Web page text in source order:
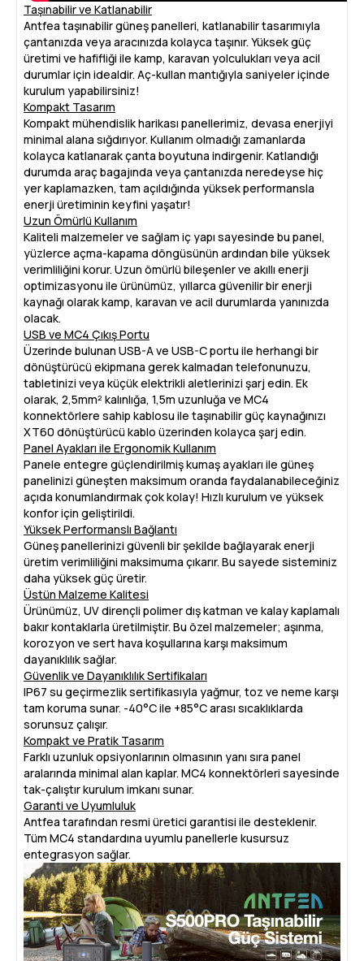
Taşınabilir ve Katlanabilir
Antfea taşınabilir güneş panelleri, katlanabilir tasarımıyla
çantanızda veya aracınızda kolayca taşınır. Yüksek güç
üretimi ve hafifliği ile kamp, karavan yolculukları veya acil
durumlar için idealdir. Aç-kullan mantığıyla saniyeler içinde
kurulum yapabilirsiniz!
Kompakt Tasarım
Kompakt mühendislik harikası panellerimiz, devasa enerjiyi
minimal alana sığdırıyor. Kullanım olmadığı zamanlarda
kolayca katlanarak çanta boyutuna indirgenir. Katlandığı
durumda araç bagajında veya çantanızda neredeyse hiç
yer kaplamazken, tam açıldığında yüksek performansla
enerji üretiminin keyfini yaşatır!
Uzun Ömürlü Kullanım
Kaliteli malzemeler ve sağlam iç yapı sayesinde bu panel,
yüzlerce açma-kapama döngüsünün ardından bile yüksek
verimliliğini korur. Uzun ömürlü bileşenler ve akıllı enerji
optimizasyonu ile ürünümüz, yıllarca güvenilir bir enerji
kaynağı olarak kamp, karavan ve acil durumlarda yanınızda
olacak.
USB ve MC4 Çıkış Portu
Üzerinde bulunan USB-A ve USB-C portu ile herhangi bir
dönüştürücü ekipmana gerek kalmadan telefonunuzu,
tabletinizi veya küçük elektrikli aletlerinizi şarj edin. Ek
olarak, 2,5mm² kalınlığa, 1,5m uzunluğa ve MC4
konnektörlere sahip kablosu ile taşınabilir güç kaynağınızı
XT60 dönüştürücü kablo üzerinden kolayca şarj edin.
Panel Ayakları ile Ergonomik Kullanım
Panele entegre güçlendirilmiş kumaş ayakları ile güneş
panelinizi güneşten maksimum oranda faydalanabileceğiniz
açıda konumlandırmak çok kolay! Hızlı kurulum ve yüksek
konfor için geliştirildi.
Yüksek Performanslı Bağlantı
Güneş panellerinizi güvenli bir şekilde bağlayarak enerji
üretim verimliliğini maksimuma çıkarır. Bu sayede sisteminiz
daha yüksek güç üretir.
Üstün Malzeme Kalitesi
Ürünümüz, UV dirençli polimer dış katman ve kalay kaplamalı
bakır kontaklarla üretilmiştir. Bu özel malzemeler; aşınma,
korozyon ve sert hava koşullarına karşı maksimum
dayanıklılık sağlar.
Güvenlik ve Dayanıklılık Sertifikaları
IP67 su geçirmezlik sertifikasıyla yağmur, toz ve neme karşı
tam koruma sunar. -40°C ile +85°C arası sıcaklıklarda
sorunsuz çalışır.
Kompakt ve Pratik Tasarım
Farklı uzunluk opsiyonlarının olmasının yanı sıra panel
aralarında minimal alan kaplar. MC4 konnektörleri sayesinde
tak-çalıştır kurulum imkanı sunar.
Garanti ve Uyumluluk
Antfea tarafından resmi üretici garantisi ile desteklenir.
Tüm MC4 standardına uyumlu panellerle kusursuz
entegrasyon sağlar.